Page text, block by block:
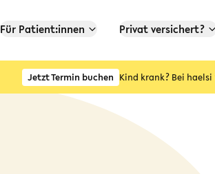
Für Patient:innen Privat versichert?
Jetzt Termin buchen Kind krank? Bei